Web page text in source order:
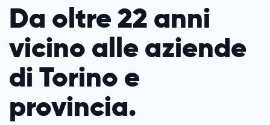
Da oltre 22 anni
vicino alle aziende
di Torino e
provincia.